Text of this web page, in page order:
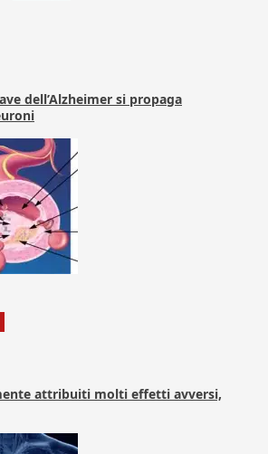
dell’Alzheimer si propaga
attribuiti molti effetti avversi,